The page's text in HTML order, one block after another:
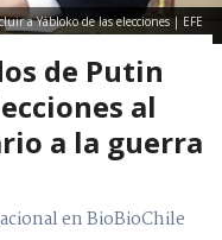
a Yábloko de las elecciones | EFE
de Putin
al
a la guerra
en BioBioChile